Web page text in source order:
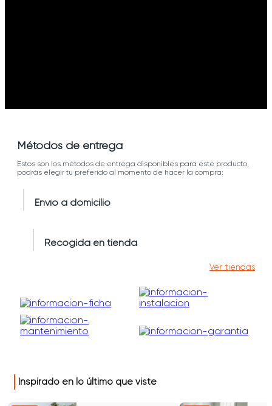
Métodos de entrega
Estos son los métodos de entrega disponibles para este producto,
podrás elegir tu preferido al momento de hacer la compra:
Envío a domicilio
Recogida en tienda
Ver tiendas
Inspirado en lo último que viste